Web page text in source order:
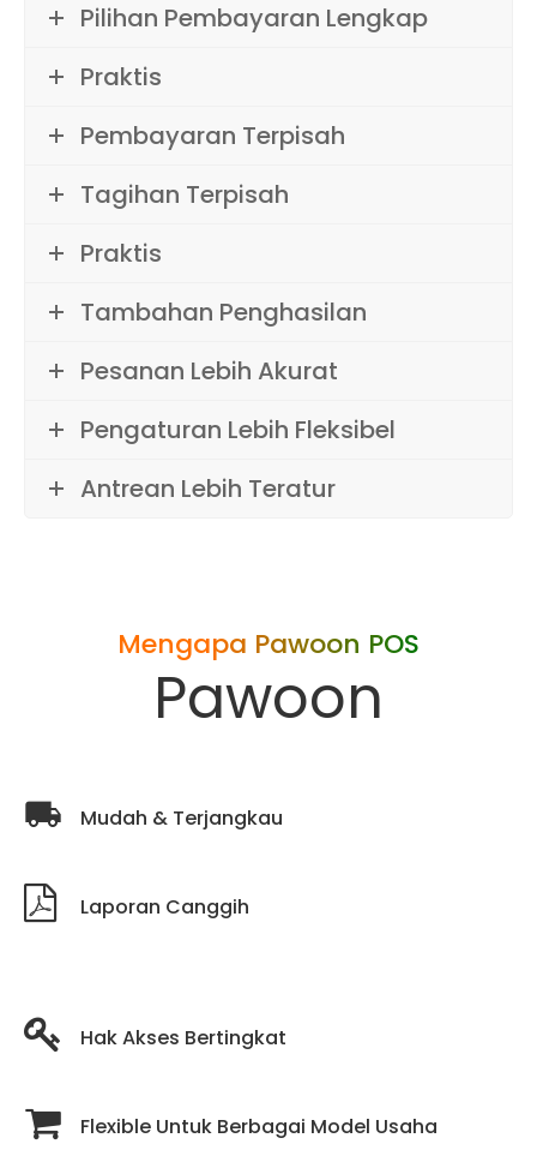
Pilihan Pembayaran Lengkap
Praktis
Pembayaran Terpisah
Tagihan Terpisah
Praktis
Tambahan Penghasilan
Pesanan Lebih Akurat
Pengaturan Lebih Fleksibel
Antrean Lebih Teratur
Mengapa Pawoon POS
Pawoon
Mudah & Terjangkau
Laporan Canggih
Hak Akses Bertingkat
Flexible Untuk Berbagai Model Usaha